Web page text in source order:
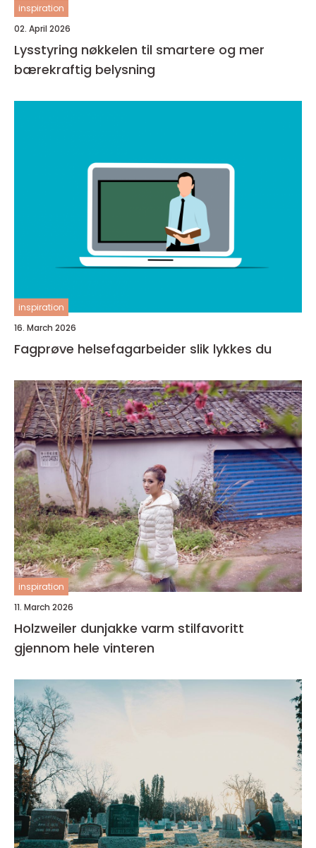
inspiration
02. April 2026
Lysstyring nøkkelen til smartere og mer
bærekraftig belysning
inspiration
16. March 2026
Fagprøve helsefagarbeider slik lykkes du
inspiration
11. March 2026
Holzweiler dunjakke varm stilfavoritt
gjennom hele vinteren